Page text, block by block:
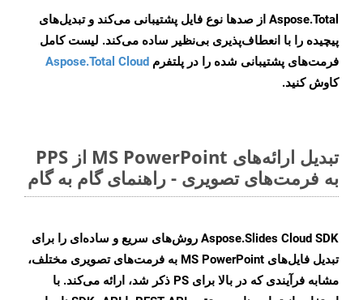
Aspose.Total از صدها نوع فایل پشتیبانی می‌کند و تبدیل‌های
پیچیده را با انعطاف‌پذیری بی‌نظیر ساده می‌کند. لیست کامل
فرمت‌های پشتیبانی شده را در پلتفرم Aspose.Total Cloud
کاوش کنید.
تبدیل ارائه‌های MS PowerPoint از PPS
به فرمت‌های تصویری - راهنمای گام به گام
Aspose.Slides Cloud SDK روش‌های سریع و ساده‌ای را برای
تبدیل فایل‌های MS PowerPoint به فرمت‌های تصویری مختلف،
مشابه فرآیندی که در بالا برای PS ذکر شد، ارائه می‌کند. با